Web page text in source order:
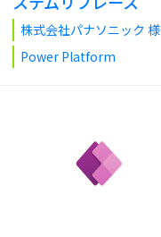
株式会社パナソニック 様
Power Platform